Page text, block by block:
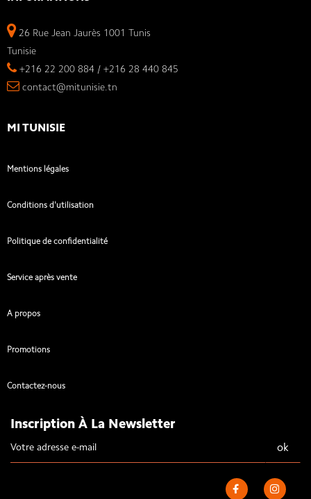
26 Rue Jean Jaurès 1001 Tunis
Tunisie
+216 22 200 884 / +216 28 440 845
contact@mitunisie.tn
MI TUNISIE
Mentions légales
Conditions d'utilisation
Politique de confidentialité
Service après vente
A propos
Promotions
Contactez-nous
Inscription À La Newsletter